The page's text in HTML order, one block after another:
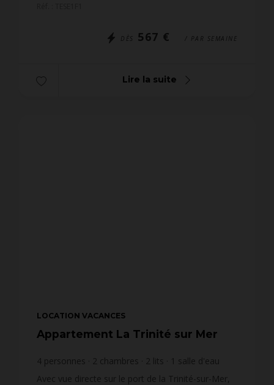
DÈS 567 € / PAR SEMAINE
Lire la suite
LOCATION VACANCES
Appartement La Trinité sur Mer
4 personnes 2 chambres 2 lits 1 salle d'eau
Avec vue directe sur le port de la Trinité-sur-Mer,